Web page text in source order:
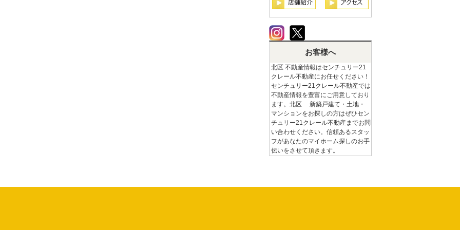
お客様へ
北区 不動産情報はセンチュリー21
クレール不動産にお任せください！
センチュリー21クレール不動産では
不動産情報を豊富にご用意しており
ます。北区 新築戸建て・土地・
マンションをお探しの方はぜひセン
チュリー21クレール不動産までお問
い合わせください。信頼あるスタッ
フがあなたのマイホーム探しのお手
伝いをさせて頂きます。